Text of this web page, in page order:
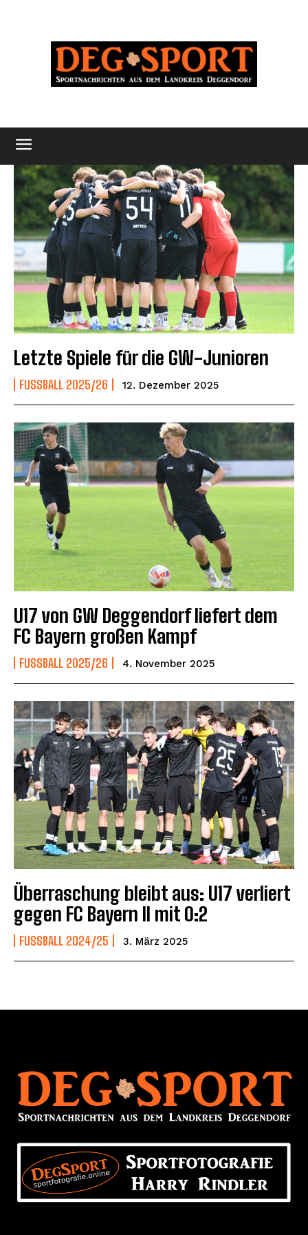
Letzte Spiele für die GW-Junioren
FUSSBALL 2025/26 12. Dezember 2025
U17 von GW Deggendorf liefert dem
FC Bayern großen Kampf
FUSSBALL 2025/26 4. November 2025
Überraschung bleibt aus: U17 verliert
gegen FC Bayern II mit 0:2
FUSSBALL 2024/25 3. März 2025